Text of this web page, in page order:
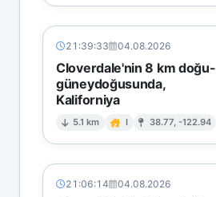
21:39:33 04.08.2026
Cloverdale'nin 8 km doğu-
güneydoğusunda,
Kaliforniya
5.1 km I 38.77, -122.94
21:06:14 04.08.2026